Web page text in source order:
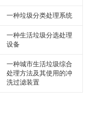
一种垃圾分类处理系统
一种生活垃圾分选处理
设备
一种城市生活垃圾综合
处理方法及其使用的冲
洗过滤装置